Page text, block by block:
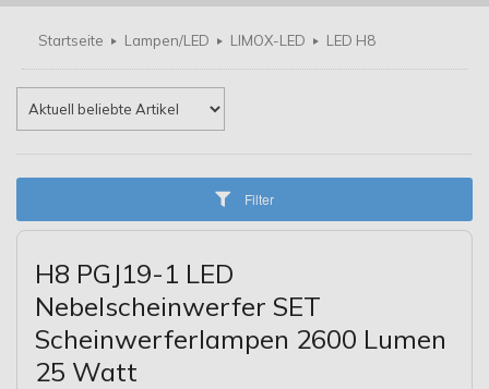
Startseite Lampen/LED LIMOX-LED LED H8
Filter
H8 PGJ19-1 LED
Nebelscheinwerfer SET
Scheinwerferlampen 2600 Lumen
25 Watt